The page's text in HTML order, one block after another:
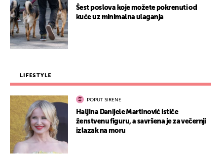
Šest poslova koje možete pokrenuti od
kuće uz minimalna ulaganja
LIFESTYLE
POPUT SIRENE
Haljina Danijele Martinović ističe
ženstvenu figuru, a savršena je za večernji
izlazak na moru